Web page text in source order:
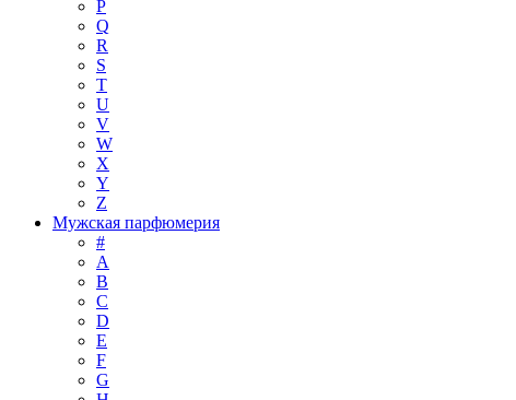
P
Q
R
S
T
U
V
W
X
Y
Z
Мужская парфюмерия
#
A
B
C
D
E
F
G